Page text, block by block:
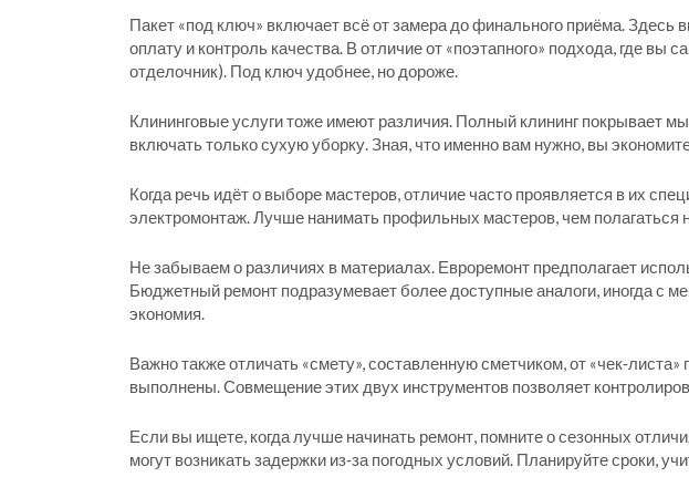
Пакет «под ключ» включает всё от замера до финального приёма. Здесь
оплату и контроль качества. В отличие от «поэтапного» подхода, где
отделочник). Под ключ удобнее, но дороже.
Клининговые услуги тоже имеют различия. Полный клининг покрывает
включать только сухую уборку. Зная, что именно вам нужно, вы
Когда речь идёт о выборе мастеров, отличие часто проявляется в их
электромонтаж. Лучше нанимать профильных мастеров, чем полагаться
Не забываем о различиях в материалах. Евроремонт предполагает
Бюджетный ремонт подразумевает более доступные аналоги, иногда с
экономия.
Важно также отличать «смету», составленную сметчиком, от
выполнены. Совмещение этих двух инструментов позволяет
Если вы ищете, когда лучше начинать ремонт, помните о сезонных
могут возникать задержки из‑за погодных условий. Планируйте сроки,